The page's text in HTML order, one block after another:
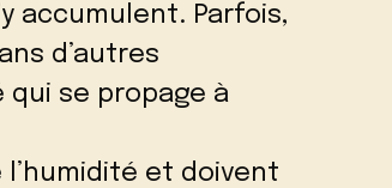
accumulent. Parfois,
d’autres
qui se propage à
et doivent